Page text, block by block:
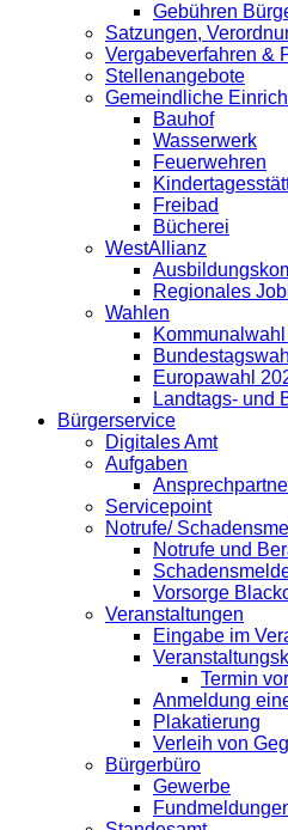
Gebühren
Satzungen,
Vergabeverfahren &
Stellenangebote
Gemeindliche
Bauhof
Wasserwerk
Feuerwehren
Freibad
Bücherei
WestAllianz
Regionales
Wahlen
Europawahl
Landtags- und
Bürgerservice
Digitales Amt
Aufgaben
Servicepoint
Notrufe/
Notrufe und
Vorsorge
Veranstaltungen
Eingabe im
Termin
Anmeldung
Plakatierung
Verleih von
Bürgerbüro
Gewerbe